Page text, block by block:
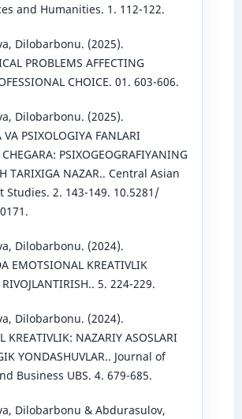
and Humanities. 1. 112-122.
Dilobarbonu. (2025).
PROBLEMS AFFECTING
CHOICE. 01. 603-606.
Dilobarbonu. (2025).
VA PSIXOLOGIYA FANLARI
PSIXOGEOGRAFIYANING
TARIXIGA NAZAR.. Central Asian
Studies. 2. 143-149. 10.5281/
Dilobarbonu. (2024).
EMOTSIONAL KREATIVLIK
5. 224-229.
Dilobarbonu. (2024).
KREATIVLIK: NAZARIY ASOSLARI
YONDASHUVLAR.. Journal of
Business UBS. 4. 679-685.
Dilobarbonu & Abdurasulov,